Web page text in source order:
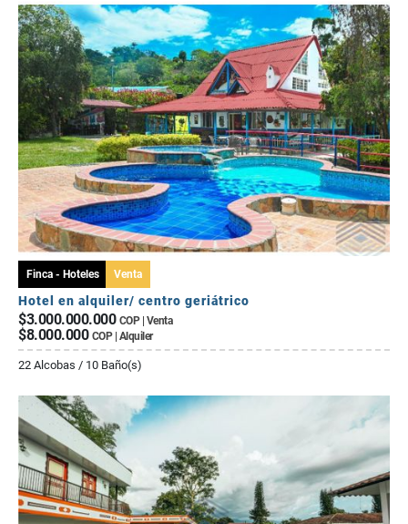
Finca - Hoteles Venta
Hotel en alquiler/ centro geriátrico
$3.000.000.000 COP | Venta
$8.000.000 COP | Alquiler
22 Alcobas / 10 Baño(s)